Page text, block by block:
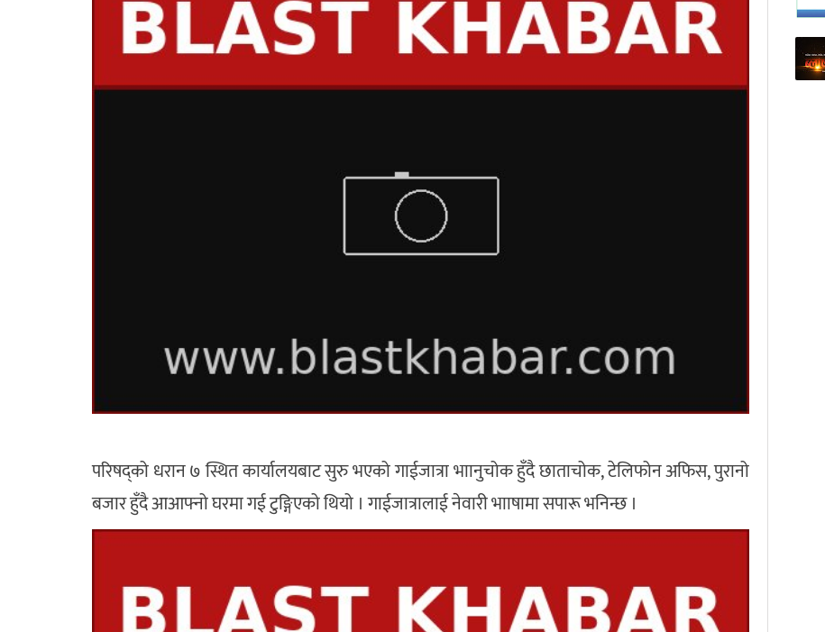
परिषद्को धरान ७ स्थित कार्यालयबाट सुरु भएको गाईजात्रा भाानुचोक हुँदै छाताचोक, टेलिफोन अफिस, पुरानो
बजार हुँदै आआफ्नो घरमा गई टुङ्गिएको थियो । गाईजात्रालाई नेवारी भााषामा सपारू भनिन्छ ।